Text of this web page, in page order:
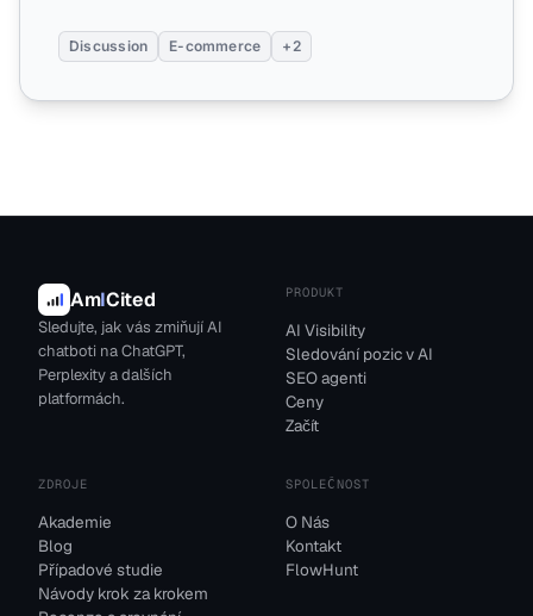
Discussion E-commerce +2
AmICited
Sledujte, jak vás zmiňují AI
chatboti na ChatGPT,
Perplexity a dalších
platformách.
PRODUKT
AI Visibility
Sledování pozic v AI
SEO agenti
Ceny
Začít
ZDROJE
Akademie
Blog
Případové studie
Návody krok za krokem
SPOLEČNOST
O Nás
Kontakt
FlowHunt